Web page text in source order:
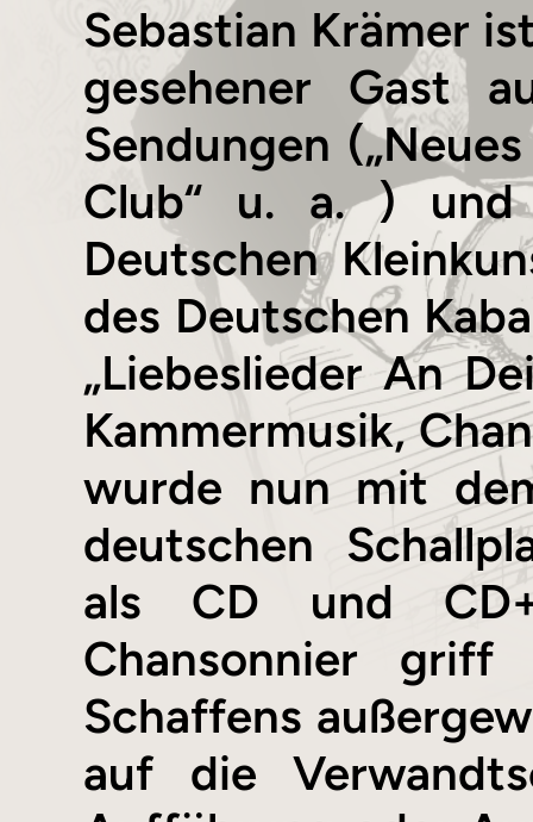
Sebastian Krämer
gesehener Gast
Sendungen
Club“ u. a. ) und
Deutschen
des Deutschen
„Liebeslieder An
Kammermusik,
wurde nun mit
deutschen
als CD und
Chansonnier
Schaffens
auf die